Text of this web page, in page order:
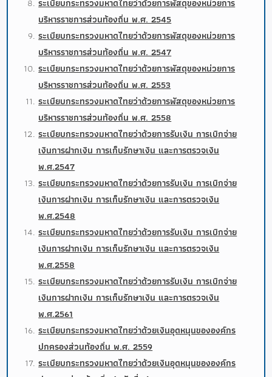
ระเบียบกระทรวงมหาดไทยว่าด้วยการพัสดุของหน่วยการ
บริหารราชการส่วนท้องถิ่น พ.ศ. 2545
ระเบียบกระทรวงมหาดไทยว่าด้วยการพัสดุของหน่วยการ
บริหารราชการส่วนท้องถิ่น พ.ศ. 2547
ระเบียบกระทรวงมหาดไทยว่าด้วยการพัสดุของหน่วยการ
บริหารราชการส่วนท้องถิ่น พ.ศ. 2553
ระเบียบกระทรวงมหาดไทยว่าด้วยการพัสดุของหน่วยการ
บริหารราชการส่วนท้องถิ่น พ.ศ. 2558
ระเบียบกระทรวงมหาดไทยว่าด้วยการรับเงิน การเบิกจ่าย
เงินการฝากเงิน การเก็บรักษาเงิน และการตรวจเงิน
พ.ศ.2547
ระเบียบกระทรวงมหาดไทยว่าด้วยการรับเงิน การเบิกจ่าย
เงินการฝากเงิน การเก็บรักษาเงิน และการตรวจเงิน
พ.ศ.2548
ระเบียบกระทรวงมหาดไทยว่าด้วยการรับเงิน การเบิกจ่าย
เงินการฝากเงิน การเก็บรักษาเงิน และการตรวจเงิน
พ.ศ.2558
ระเบียบกระทรวงมหาดไทยว่าด้วยการรับเงิน การเบิกจ่าย
เงินการฝากเงิน การเก็บรักษาเงิน และการตรวจเงิน
พ.ศ.2561
ระเบียบกระทรวงมหาดไทยว่าด้วยเงินอุดหนุนขององค์กร
ปกครองส่วนท้องถิ่น พ.ศ. 2559
ระเบียบกระทรวงมหาดไทยว่าด้วยเงินอุดหนุนขององค์กร